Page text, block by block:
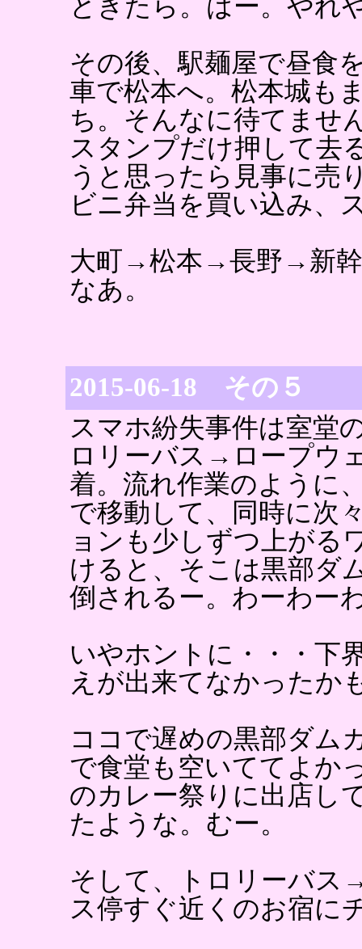
ときたら。はー。やれ
その後、駅麺屋で昼食
車で松本へ。松本城も
ち。そんなに待てませ
スタンプだけ押して去
うと思ったら見事に売
ビニ弁当を買い込み、
大町→松本→長野→新幹
なあ。
2015-06-18 その５
スマホ紛失事件は室堂
ロリーバス→ロープウ
着。流れ作業のように
で移動して、同時に次
ョンも少しずつ上がる
けると、そこは黒部ダ
倒されるー。わーわー
いやホントに・・・下
えが出来てなかったか
ココで遅めの黒部ダム
で食堂も空いててよか
のカレー祭りに出店し
たような。むー。
そして、トロリーバス
ス停すぐ近くのお宿に